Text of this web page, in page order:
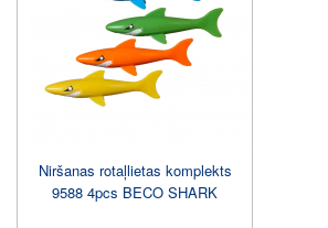
Niršanas rotaļlietas komplekts
9588 4pcs BECO SHARK